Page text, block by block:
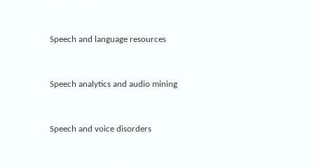
Speech and language resources
Speech analytics and audio mining
Speech and voice disorders